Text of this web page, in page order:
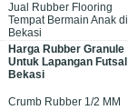
Jual Rubber Flooring
Tempat Bermain Anak di
Bekasi
Harga Rubber Granule
Untuk Lapangan Futsal
Bekasi
Crumb Rubber 1/2 MM